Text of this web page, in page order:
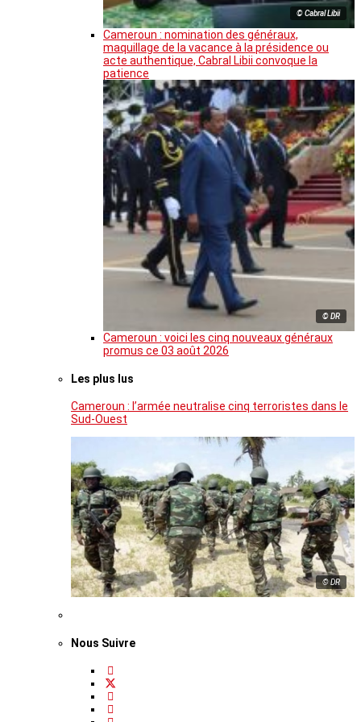
© Cabral Libii
Cameroun : nomination des généraux,
maquillage de la vacance à la présidence ou
acte authentique, Cabral Libii convoque la
patience
© DR
Cameroun : voici les cinq nouveaux généraux
promus ce 03 août 2026
Les plus lus
Cameroun : l’armée neutralise cinq terroristes dans le
Sud-Ouest
© DR
Nous Suivre